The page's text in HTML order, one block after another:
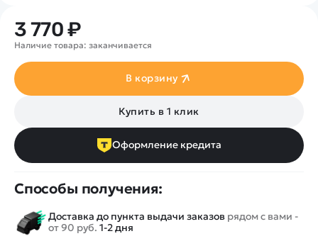
3 770 ₽
Наличие товара: заканчивается
В корзину
Купить в 1 клик
Оформление кредита
Способы получения:
Доставка до пункта выдачи заказов рядом с вами -
от 90 руб. 1-2 дня
Детские электромобили
Железные дороги
Конструкторы
Запчасти для моделей
Покупка в кредит
Отследить заказ
Оплата на сайте